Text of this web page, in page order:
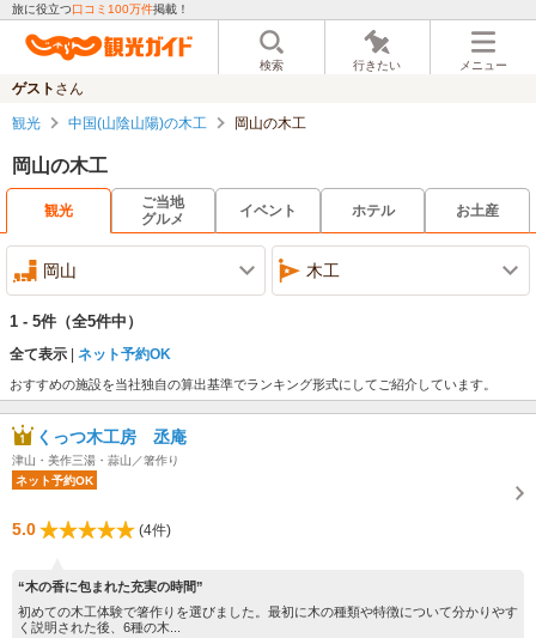
旅に役立つ口コミ100万件掲載！
検索 行きたい メニュー
ゲスト さん
観光 中国(山陰山陽)の木工 岡山の木工
岡山の木工
観光
ご当地
グルメ
イベント ホテル お土産
岡山 木工
1 - 5件 （全5件中）
全て表示 ネット予約OK
おすすめの施設を当社独自の算出基準でランキング形式にしてご紹介しています。
くっつ木工房 丞庵
津山・美作三湯・蒜山／箸作り
ネット予約OK
5.0 (4件)
“木の香に包まれた充実の時間”
初めての木工体験で箸作りを選びました。最初に木の種類や特徴について分かりやす
く説明された後、6種の木...